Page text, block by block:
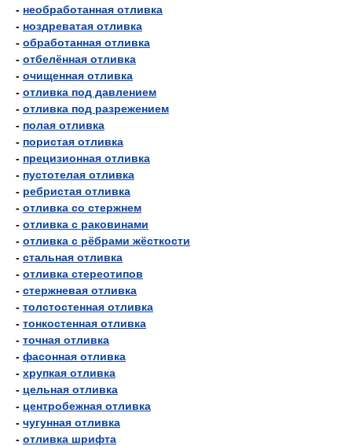
- необработанная отливка
- ноздреватая отливка
- обработанная отливка
- отбелённая отливка
- очищенная отливка
- отливка под давлением
- отливка под разрежением
- полая отливка
- пористая отливка
- прецизионная отливка
- пустотелая отливка
- ребристая отливка
- отливка со стержнем
- отливка с раковинами
- отливка с рёбрами жёсткости
- стальная отливка
- отливка стереотипов
- стержневая отливка
- толстостенная отливка
- тонкостенная отливка
- точная отливка
- фасонная отливка
- хрупкая отливка
- цельная отливка
- центробежная отливка
- чугунная отливка
- отливка шрифта